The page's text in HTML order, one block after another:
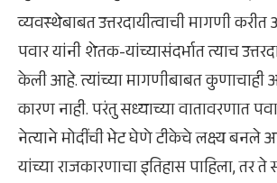
व्यवस्थेबाबत उत्तरदायीत्वाची मागणी
पवार यांनी शेतक-यांच्यासंदर्भात त्याच
केली आहे. त्यांच्या मागणीबाबत
कारण नाही. परंतु सध्याच्या वातावरणात
नेत्याने मोदींची भेट घेणे टीकेचे लक्ष्य बनले
यांच्या राजकारणाचा इतिहास पाहिला, तर ते